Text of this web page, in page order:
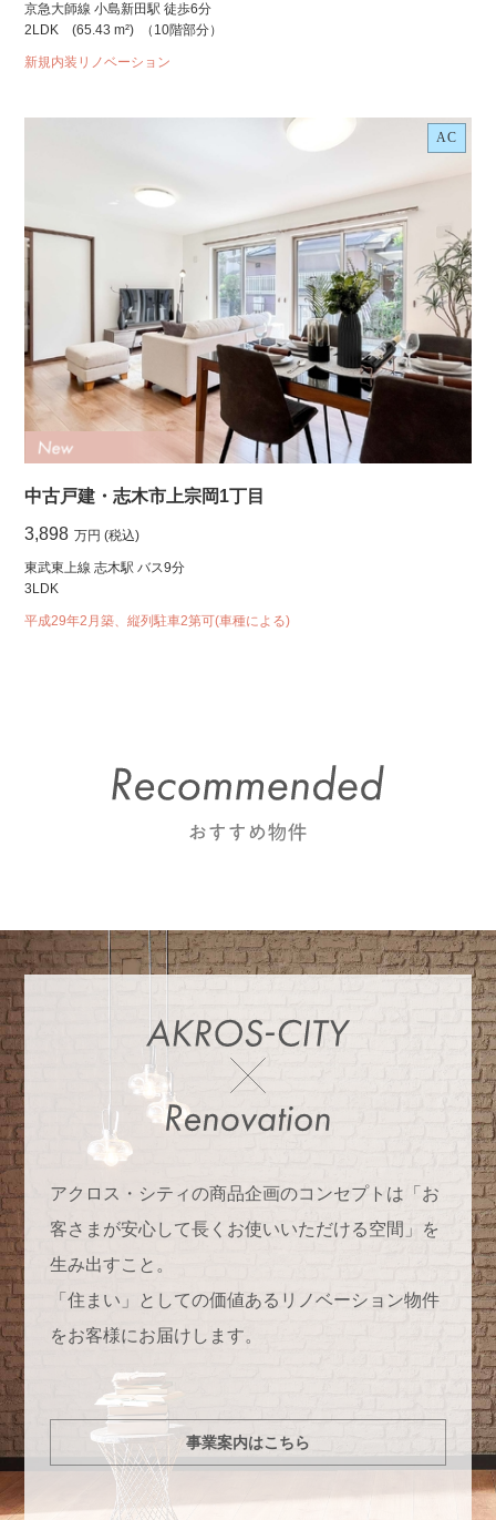
京急大師線 小島新田駅 徒歩6分
2LDK
(65.43 m²) （10階部分）
新規内装リノベーション
AC
中古戸建・志木市上宗岡1丁目
3,898 万円 (税込)
東武東上線 志木駅 バス9分
3LDK
平成29年2月築、縦列駐車2第可(車種による)
アクロス・シティの商品企画のコンセプトは「お
客さまが安心して長くお使いいただける空間」を
生み出すこと。
「住まい」としての価値あるリノベーション物件
をお客様にお届けします。
事業案内はこちら